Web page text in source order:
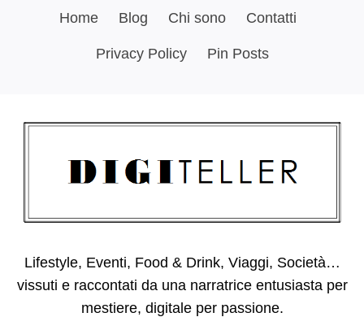
Home Blog Chi sono Contatti
Privacy Policy Pin Posts
Lifestyle, Eventi, Food & Drink, Viaggi, Società…
vissuti e raccontati da una narratrice entusiasta per
mestiere, digitale per passione.